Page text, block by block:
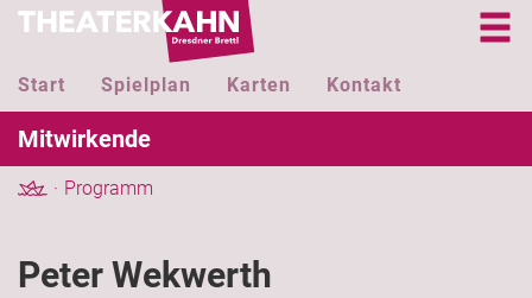
Start Spielplan Karten Kontakt
Mitwirkende
Programm
Peter Wekwerth